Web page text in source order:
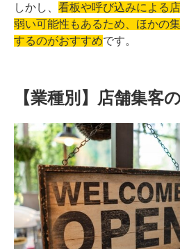
しかし、 看板や呼び込みによる
弱い可能性もあるため、ほかの
するのがおすすめです。
【業種別】店舗集客